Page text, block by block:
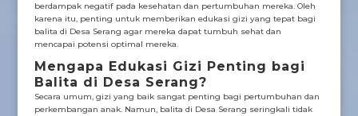
berdampak negatif pada kesehatan dan pertumbuhan mereka. Oleh
karena itu, penting untuk memberikan edukasi gizi yang tepat bagi
balita di Desa Serang agar mereka dapat tumbuh sehat dan
mencapai potensi optimal mereka.
Mengapa Edukasi Gizi Penting bagi
Balita di Desa Serang?
Secara umum, gizi yang baik sangat penting bagi pertumbuhan dan
perkembangan anak. Namun, balita di Desa Serang seringkali tidak